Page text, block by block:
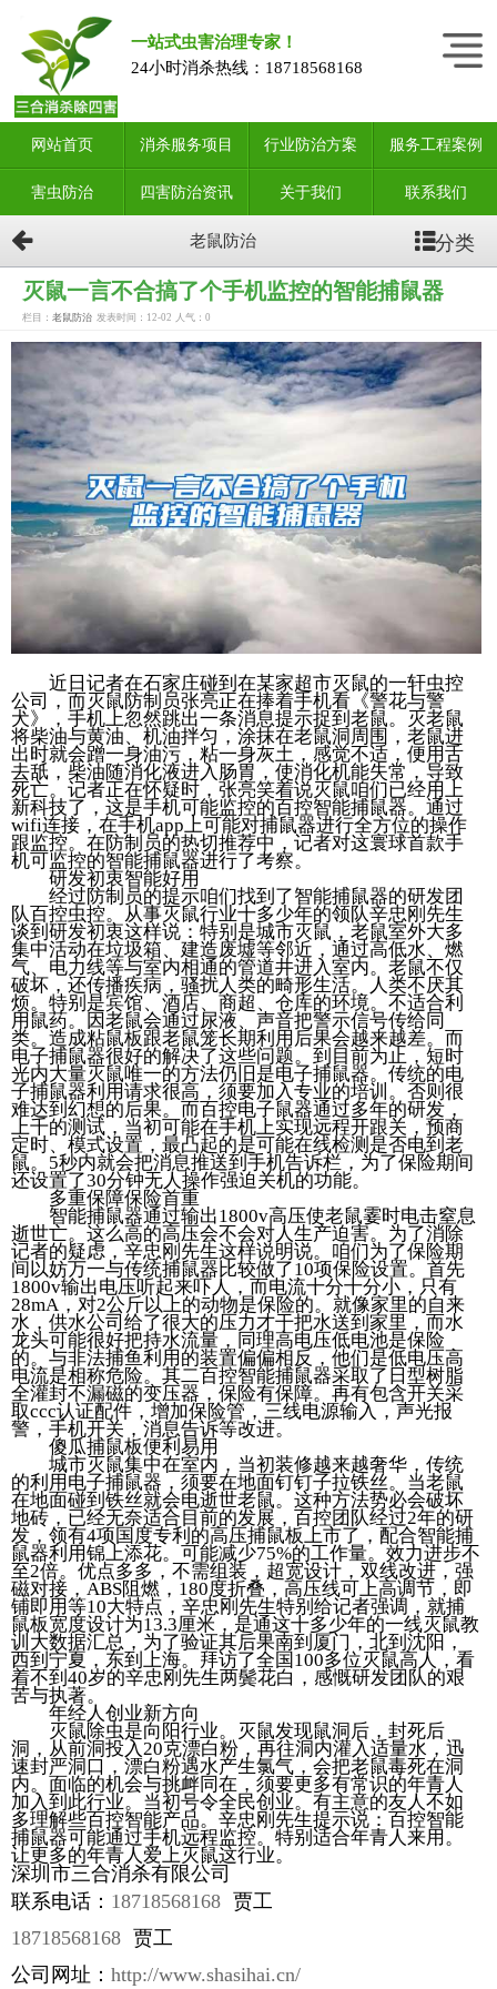
一站式虫害治理专家！
24小时消杀热线： 18718568168
网站首页 消杀服务项目 行业防治方案 服务工程案例
害虫防治 四害防治资讯 关于我们 联系我们
老鼠防治 分类
灭鼠一言不合搞了个手机监控的智能捕鼠器
栏目： 老鼠防治 发表时间：12-02 人气： 0
近日记者在石家庄碰到在某家超市灭鼠的一轩虫控
公司，而灭鼠防制员张亮正在捧着手机看《警花与警
犬》，手机上忽然跳出一条消息提示捉到老鼠。灭老鼠
将柴油与黄油、机油拌匀，涂抹在老鼠洞周围，老鼠进
出时就会蹭一身油污，粘一身灰土，感觉不适，便用舌
去舐，柴油随消化液进入肠胃，使消化机能失常，导致
死亡。记者正在怀疑时，张亮笑着说灭鼠咱们已经用上
新科技了，这是手机可能监控的百控智能捕鼠器。通过
wifi连接，在手机app上可能对捕鼠器进行全方位的操作
跟监控。在防制员的热切推荐中，记者对这寰球首款手
机可监控的智能捕鼠器进行了考察。
研发初衷智能好用
经过防制员的提示咱们找到了智能捕鼠器的研发团
队百控虫控。从事灭鼠行业十多少年的领队辛忠刚先生
谈到研发初衷这样说：特别是城市灭鼠，老鼠室外大多
集中活动在垃圾箱、建造废墟等邻近，通过高低水、燃
气、电力线等与室内相通的管道井进入室内。老鼠不仅
破坏，还传播疾病，骚扰人类的畸形生活。人类不厌其
烦。特别是宾馆、酒店、商超、仓库的环境。不适合利
用鼠药。因老鼠会通过尿液、声音把警示信号传给同
类。造成粘鼠板跟老鼠笼长期利用后果会越来越差。而
电子捕鼠器很好的解决了这些问题。到目前为止，短时
光内大量灭鼠唯一的方法仍旧是电子捕鼠器。传统的电
子捕鼠器利用请求很高，须要加入专业的培训。否则很
难达到幻想的后果。而百控电子鼠器通过多年的研发，
上千的测试，当初可能在手机上实现远程开跟关，预商
定时、模式设置，最凸起的是可能在线检测是否电到老
鼠。5秒内就会把消息推送到手机告诉栏，为了保险期间
还设置了30分钟无人操作强迫关机的功能。
多重保障保险首重
智能捕鼠器通过输出1800v高压使老鼠霎时电击窒息
逝世亡。这么高的高压会不会对人生产迫害。为了消除
记者的疑虑，辛忠刚先生这样说明说。咱们为了保险期
间以妨万一与传统捕鼠器比较做了10项保险设置。首先
1800v输出电压听起来吓人，而电流十分十分小，只有
28mA，对2公斤以上的动物是保险的。就像家里的自来
水，供水公司给了很大的压力才干把水送到家里，而水
龙头可能很好把持水流量，同理高电压低电池是保险
的。与非法捕鱼利用的装置偏偏相反，他们是低电压高
电流是相称危险。其二百控智能捕鼠器采取了日型树脂
全灌封不漏磁的变压器，保险有保障。再有包含开关采
取ccc认证配件，增加保险管，三线电源输入，声光报
警，手机开关，消息告诉等改进。
傻瓜捕鼠板便利易用
城市灭鼠集中在室内，当初装修越来越奢华，传统
的利用电子捕鼠器，须要在地面钉钉子拉铁丝。当老鼠
在地面碰到铁丝就会电逝世老鼠。这种方法势必会破坏
地砖，已经无奈适合目前的发展，百控团队经过2年的研
发，领有4项国度专利的高压捕鼠板上市了，配合智能捕
鼠器利用锦上添花。可能减少75%的工作量。效力进步不
至2倍。优点多多，不需组装，超宽设计，双线改进，强
磁对接，ABS阻燃，180度折叠，高压线可上高调节，即
铺即用等10大特点，辛忠刚先生特别给记者强调，就捕
鼠板宽度设计为13.3厘米，是通这十多少年的一线灭鼠教
训大数据汇总，为了验证其后果南到厦门，北到沈阳，
西到宁夏，东到上海。拜访了全国100多位灭鼠高人，看
着不到40岁的辛忠刚先生两鬓花白，感慨研发团队的艰
苦与执著。
年经人创业新方向
灭鼠除虫是向阳行业。灭鼠发现鼠洞后，封死后
洞，从前洞投入20克漂白粉，再往洞内灌入适量水，迅
速封严洞口，漂白粉遇水产生氯气，会把老鼠毒死在洞
内。面临的机会与挑衅同在，须要更多有常识的年青人
加入到此行业。当初号令全民创业。有主意的友人不如
多理解些百控智能产品。辛忠刚先生提示说：百控智能
捕鼠器可能通过手机远程监控。特别适合年青人来用。
让更多的年青人爱上灭鼠这行业。
深圳市三合消杀有限公司
联系电话： 18718568168 贾工
18718568168 贾工
公司网址： http://www.shasihai.cn/